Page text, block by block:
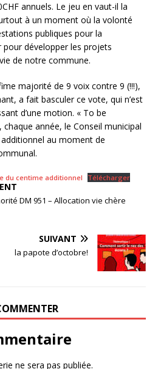
annuels. Le jeu en vaut-il la
à un moment où la volonté
publiques pour la
développer les projets
de notre commune.
majorité de 9 voix contre 9 (!!!),
a fait basculer ce vote, qui n’est
d’une motion. « To be
année, le Conseil municipal
au moment de
du centime additionnel Télécharger
DM 951 – Allocation vie chère
SUIVANT
la papote d’octobre!
ne sera pas publiée.